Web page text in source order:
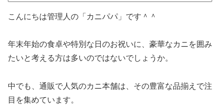
こんにちは管理人の「カニパパ」です＾＾
年末年始の食卓や特別な日のお祝いに、豪華なカニを囲み
たいと考える方は多いのではないでしょうか。
中でも、通販で人気のカニ本舗は、その豊富な品揃えで注
目を集めています。